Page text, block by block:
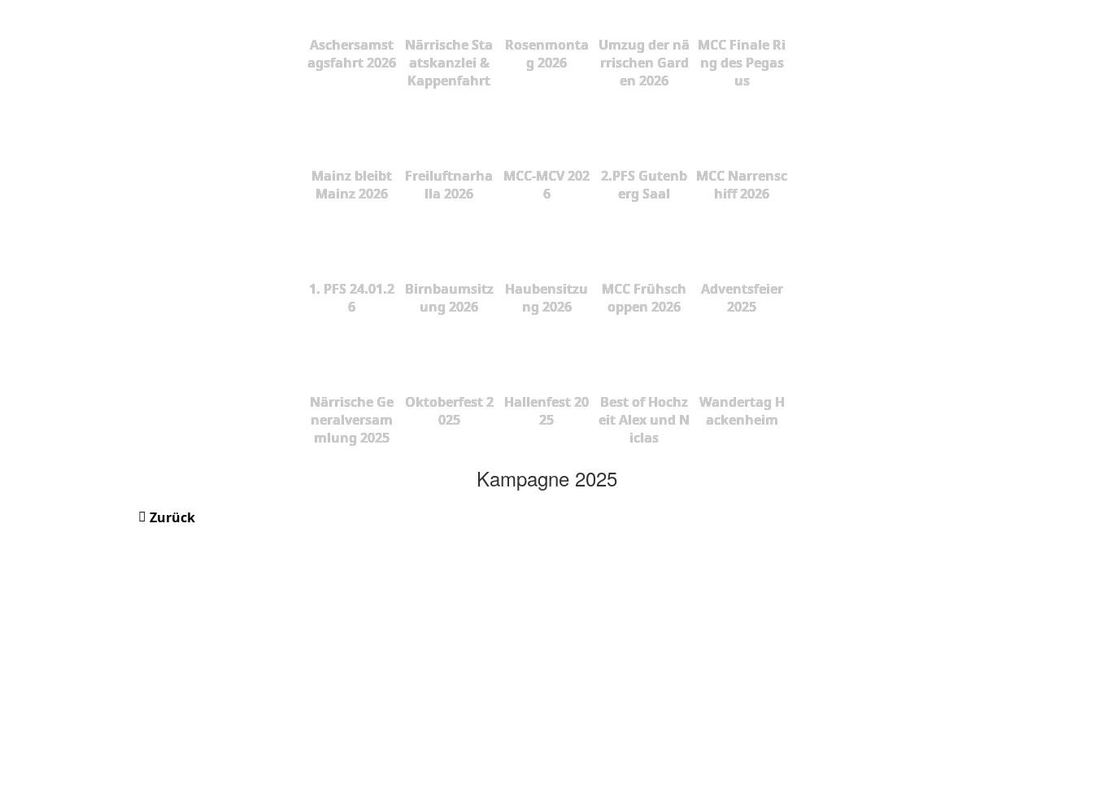
Aschersamst
agsfahrt 2026
Närrische Sta
atskanzlei &
Kappenfahrt
Rosenmonta
g 2026
Umzug der nä
rrischen Gard
en 2026
MCC Finale Ri
ng des Pegas
us
Mainz bleibt
Mainz 2026
Freiluftnarha
lla 2026
MCC-MCV 202
6
2.PFS Gutenb
erg Saal
MCC Narrensc
hiff 2026
1. PFS 24.01.2
6
Birnbaumsitz
ung 2026
Haubensitzu
ng 2026
MCC Frühsch
oppen 2026
Adventsfeier
2025
Närrische Ge
neralversam
mlung 2025
Oktoberfest 2
025
Hallenfest 20
25
Best of Hochz
eit Alex und N
iclas
Wandertag H
ackenheim
Kampagne 2025
Zurück